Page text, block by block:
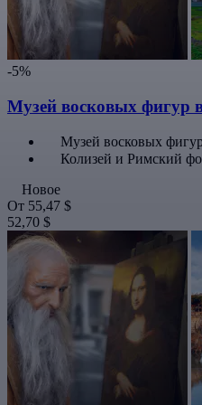
-5%
Музей восковых фигур
Музей восковых
Колизей и Римский
Новое
От 55,47 $
52,70 $